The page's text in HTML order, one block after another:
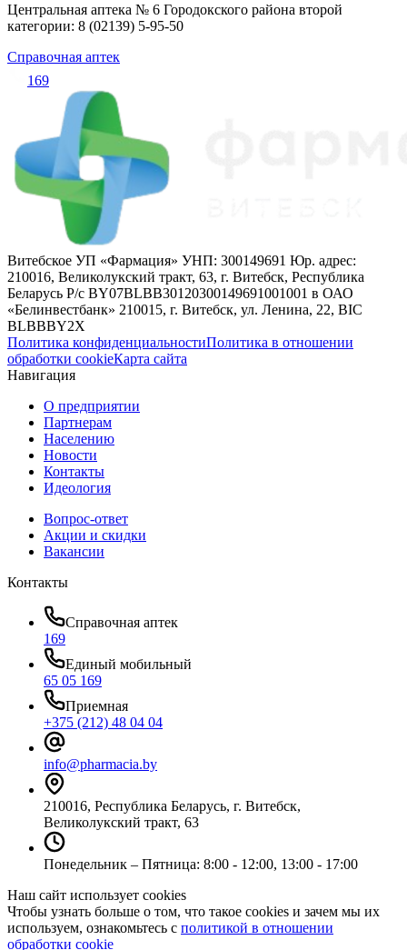
Центральная аптека № 6 Городокского района второй
категории: 8 (02139) 5-95-50
Справочная аптек
169
Витебское УП «Фармация» УНП: 300149691 Юр. адрес:
210016, Великолукский тракт, 63, г. Витебск, Республика
Беларусь Р/с BY07BLBB30120300149691001001 в ОАО
«Белинвестбанк» 210015, г. Витебск, ул. Ленина, 22, BIC
BLBBBY2X
Политика конфиденциальностиПолитика в отношении
обработки cookieКарта сайта
Навигация
О предприятии
Партнерам
Населению
Новости
Контакты
Идеология
Вопрос-ответ
Акции и скидки
Вакансии
Контакты
Справочная аптек
169
Единый мобильный
65 05 169
Приемная
+375 (212) 48 04 04
info@pharmacia.by
210016, Республика Беларусь, г. Витебск,
Великолукский тракт, 63
Понедельник – Пятница: 8:00 - 12:00, 13:00 - 17:00
Наш сайт использует cookies
Чтобы узнать больше о том, что такое cookies и зачем мы их
используем, ознакомьтесь с политикой в отношении
обработки cookie